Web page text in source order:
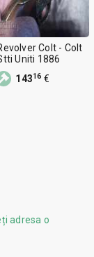
Colt - Colt
Uniti 1886
14316 €
adresa o